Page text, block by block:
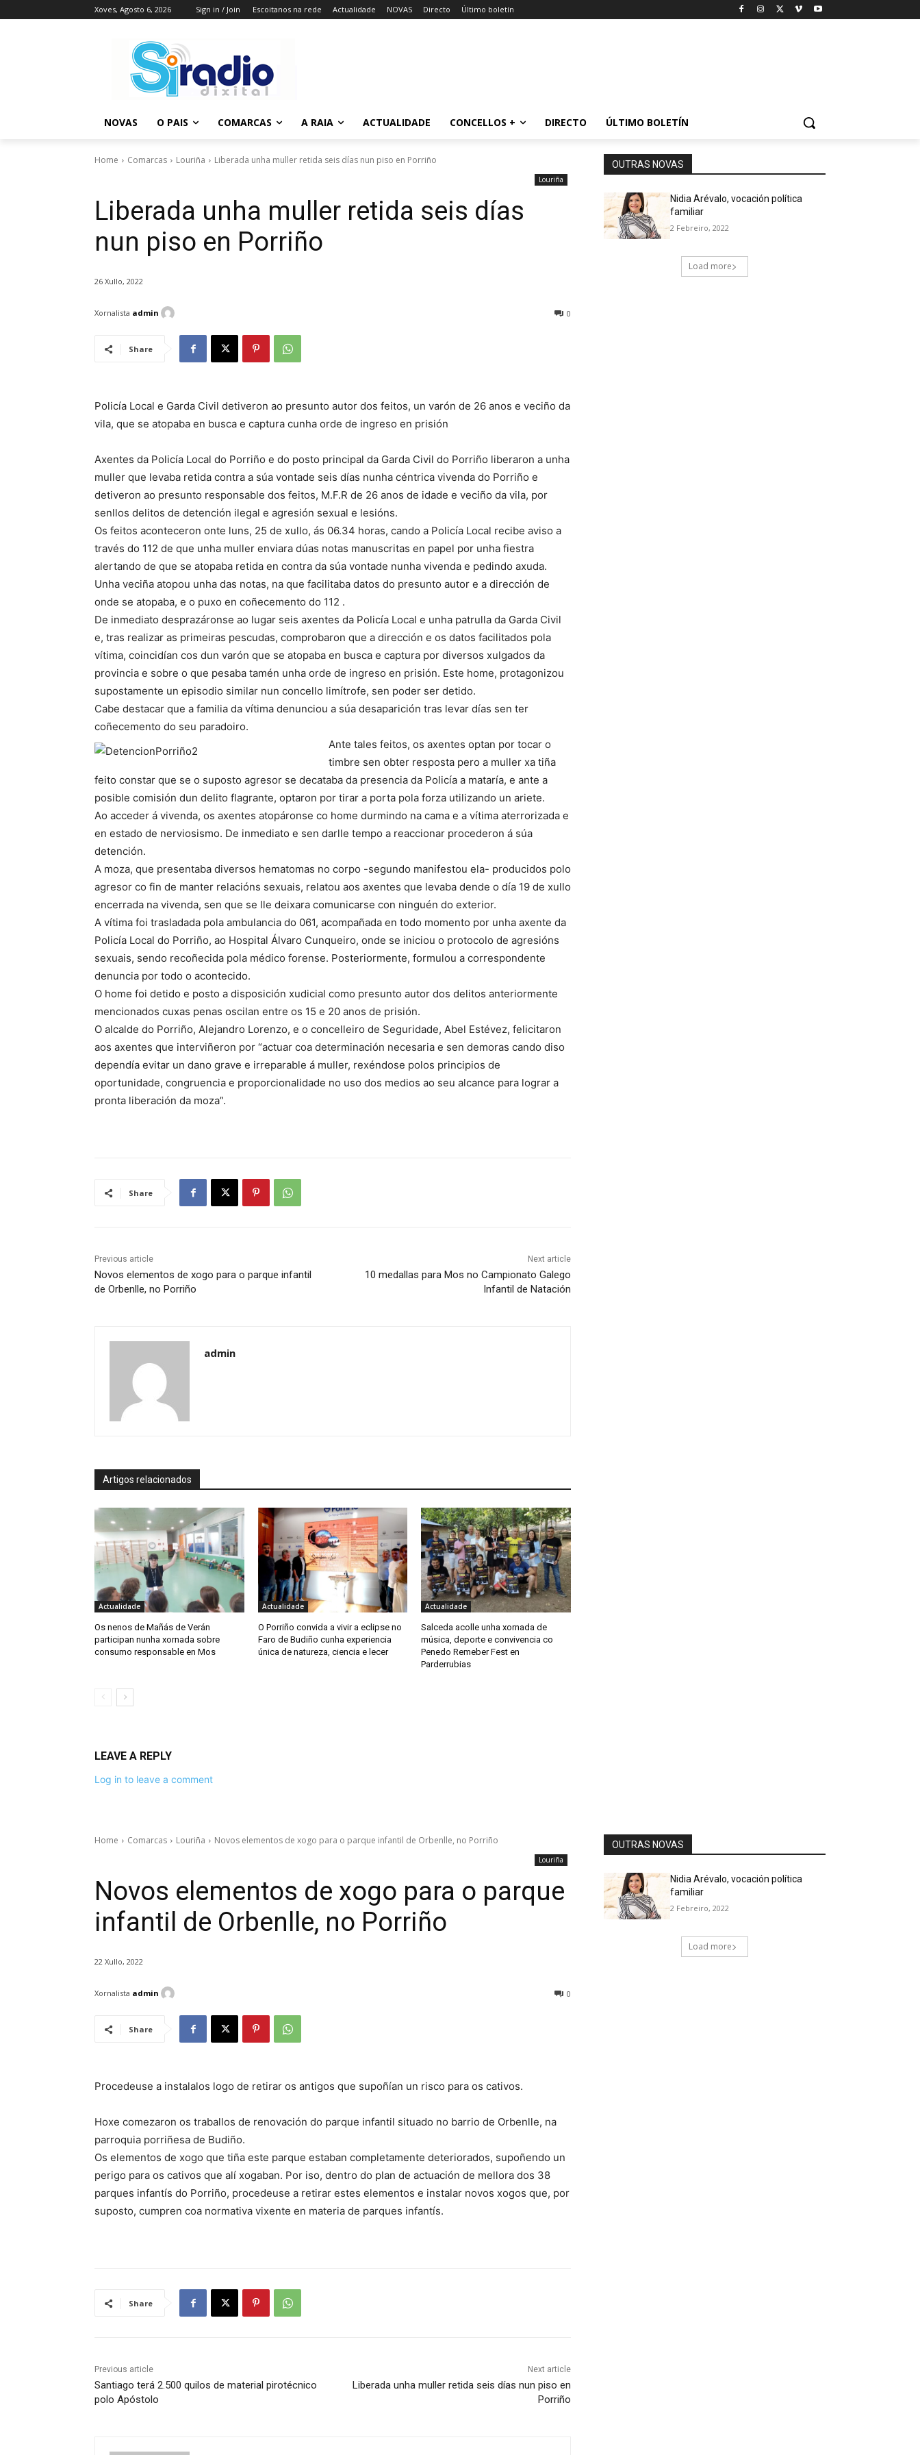
Xoves, Agosto 6, 2026 Sign in / Join Escoitanos na rede Actualidade NOVAS Directo Último boletín
NOVAS O PAIS COMARCAS A RAIA ACTUALIDADE CONCELLOS + DIRECTO ÚLTIMO BOLETÍN
Home Comarcas Louriña Liberada unha muller retida seis días nun piso en Porriño
Louriña
Liberada unha muller retida seis días
nun piso en Porriño
26 Xullo, 2022
0
Xornalista admin
Share
Policía Local e Garda Civil detiveron ao presunto autor dos feitos, un varón de 26 anos e veciño da
vila, que se atopaba en busca e captura cunha orde de ingreso en prisión
Axentes da Policía Local do Porriño e do posto principal da Garda Civil do Porriño liberaron a unha
muller que levaba retida contra a súa vontade seis días nunha céntrica vivenda do Porriño e
detiveron ao presunto responsable dos feitos, M.F.R de 26 anos de idade e veciño da vila, por
senllos delitos de detención ilegal e agresión sexual e lesións.
Os feitos aconteceron onte luns, 25 de xullo, ás 06.34 horas, cando a Policía Local recibe aviso a
través do 112 de que unha muller enviara dúas notas manuscritas en papel por unha fiestra
alertando de que se atopaba retida en contra da súa vontade nunha vivenda e pedindo axuda.
Unha veciña atopou unha das notas, na que facilitaba datos do presunto autor e a dirección de
onde se atopaba, e o puxo en coñecemento do 112 .
De inmediato desprazáronse ao lugar seis axentes da Policía Local e unha patrulla da Garda Civil
e, tras realizar as primeiras pescudas, comprobaron que a dirección e os datos facilitados pola
vítima, coincidían cos dun varón que se atopaba en busca e captura por diversos xulgados da
provincia e sobre o que pesaba tamén unha orde de ingreso en prisión. Este home, protagonizou
supostamente un episodio similar nun concello limítrofe, sen poder ser detido.
Cabe destacar que a familia da vítima denunciou a súa desaparición tras levar días sen ter
coñecemento do seu paradoiro.
Ante tales feitos, os axentes optan por tocar o
timbre sen obter resposta pero a muller xa tiña
feito constar que se o suposto agresor se decataba da presencia da Policía a mataría, e ante a
posible comisión dun delito flagrante, optaron por tirar a porta pola forza utilizando un ariete.
Ao acceder á vivenda, os axentes atopáronse co home durmindo na cama e a vítima aterrorizada e
en estado de nerviosismo. De inmediato e sen darlle tempo a reaccionar procederon á súa
detención.
A moza, que presentaba diversos hematomas no corpo -segundo manifestou ela- producidos polo
agresor co fin de manter relacións sexuais, relatou aos axentes que levaba dende o día 19 de xullo
encerrada na vivenda, sen que se lle deixara comunicarse con ninguén do exterior.
A vítima foi trasladada pola ambulancia do 061, acompañada en todo momento por unha axente da
Policía Local do Porriño, ao Hospital Álvaro Cunqueiro, onde se iniciou o protocolo de agresións
sexuais, sendo recoñecida pola médico forense. Posteriormente, formulou a correspondente
denuncia por todo o acontecido.
O home foi detido e posto a disposición xudicial como presunto autor dos delitos anteriormente
mencionados cuxas penas oscilan entre os 15 e 20 anos de prisión.
O alcalde do Porriño, Alejandro Lorenzo, e o concelleiro de Seguridade, Abel Estévez, felicitaron
aos axentes que interviñeron por “actuar coa determinación necesaria e sen demoras cando diso
dependía evitar un dano grave e irreparable á muller, rexéndose polos principios de
oportunidade, congruencia e proporcionalidade no uso dos medios ao seu alcance para lograr a
pronta liberación da moza”.
Share
Previous article
Novos elementos de xogo para o parque infantil
de Orbenlle, no Porriño
Next article
10 medallas para Mos no Campionato Galego
Infantil de Natación
admin
Artigos relacionados
Actualidade
Os nenos de Mañás de Verán
participan nunha xornada sobre
consumo responsable en Mos
Actualidade
O Porriño convida a vivir a eclipse no
Faro de Budiño cunha experiencia
única de natureza, ciencia e lecer
Actualidade
Salceda acolle unha xornada de
música, deporte e convivencia co
Penedo Remeber Fest en
Parderrubias
LEAVE A REPLY
Log in to leave a comment
OUTRAS NOVAS
Nidia Arévalo, vocación política
familiar
2 Febreiro, 2022
Load more